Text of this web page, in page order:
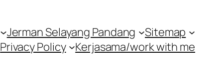
Jerman Selayang Pandang
Sitemap
Privacy Policy
Kerjasama/work with me